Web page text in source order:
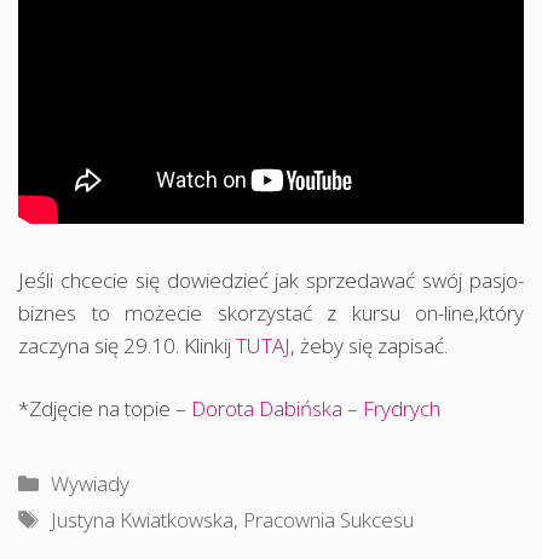
Jeśli chcecie się dowiedzieć jak sprzedawać swój pasjo-
biznes to możecie skorzystać z kursu on-line,który
zaczyna się 29.10. KlinkijTUTAJ, żeby się zapisać.
*Zdjęcie na topie – Dorota Dabińska – Frydrych
Kategorie
Wywiady
Tagi
Justyna Kwiatkowska, Pracownia Sukcesu